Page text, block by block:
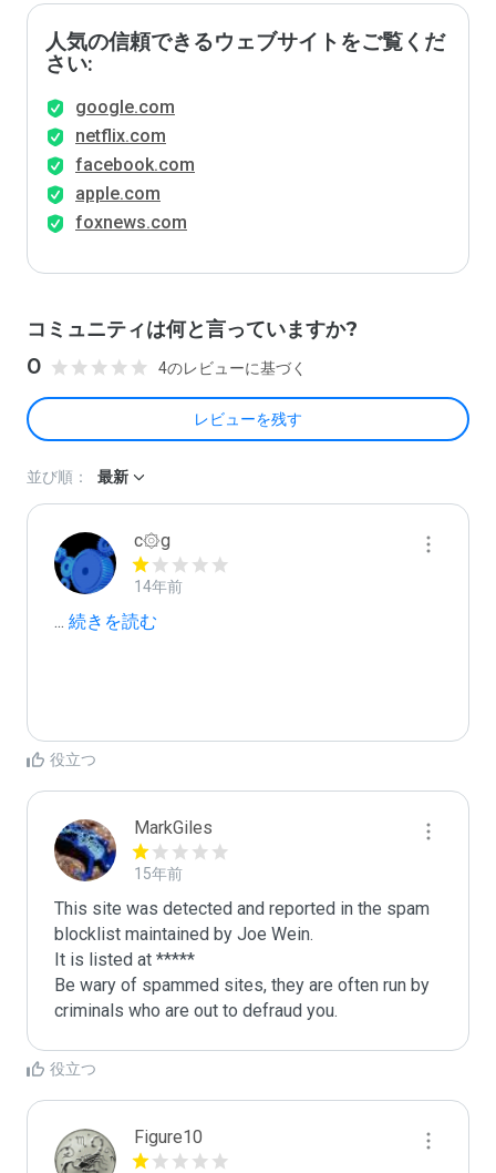
人気の信頼できるウェブサイトをご覧くだ
さい:
google.com
netflix.com
facebook.com
apple.com
foxnews.com
コミュニティは何と言っていますか?
0 4のレビューに基づく
レビューを残す
並び順： 最新
c۞g
14年前
... 続きを読む
役立つ
MarkGiles
15年前
This site was detected and reported in the spam
blocklist maintained by Joe Wein.
It is listed at *****
Be wary of spammed sites, they are often run by
criminals who are out to defraud you.
役立つ
Figure10